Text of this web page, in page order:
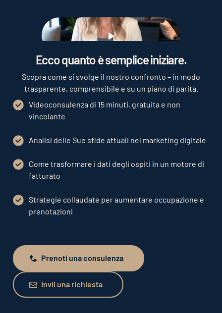
Play
Ecco quanto è semplice iniziare.
Scopra come si svolge il nostro confronto – in modo
trasparente, comprensibile e su un piano di parità.
Videoconsulenza di 15 minuti, gratuita e non
vincolante
Analisi delle Sue sfide attuali nel marketing digitale
Come trasformare i dati degli ospiti in un motore di
fatturato
Strategie collaudate per aumentare occupazione e
prenotazioni
Prenoti una consulenza
Prenoti una consulenza
Invii una richiesta
Invii una richiesta